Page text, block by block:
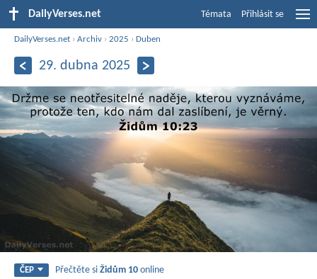
DailyVerses.net Témata Přihlásit se
DailyVerses.net ›Archiv ›2025 ›Duben
29. dubna 2025
ČEP Přečtěte siŽidům 10 online